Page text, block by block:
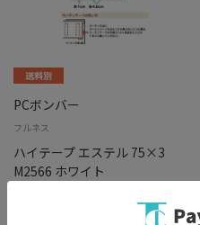
PCボンバー
フルネス
ハイテープ エステル 75×3
M2566 ホワイト